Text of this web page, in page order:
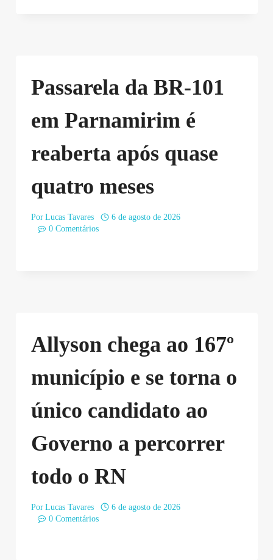
Passarela da BR-101
em Parnamirim é
reaberta após quase
quatro meses
Por Lucas Tavares
6 de agosto de 2026
0 Comentários
Allyson chega ao 167º
município e se torna o
único candidato ao
Governo a percorrer
todo o RN
Por Lucas Tavares
6 de agosto de 2026
0 Comentários